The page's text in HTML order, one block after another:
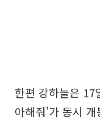
한편 강하늘은
아해줘'가 동시